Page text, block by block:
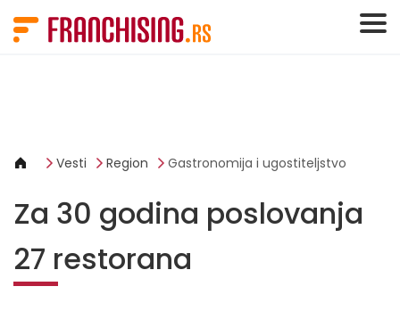
Vesti Region Gastronomija i ugostiteljstvo
Za 30 godina poslovanja
27 restorana